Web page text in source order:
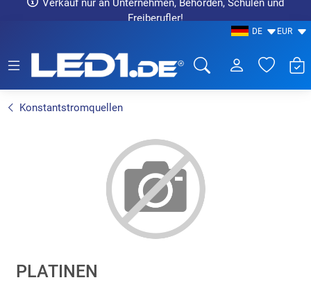
Verkauf nur an Unternehmen, Behörden, Schulen und
Freiberufler!
DE EUR
Konstantstromquellen
PLATINEN